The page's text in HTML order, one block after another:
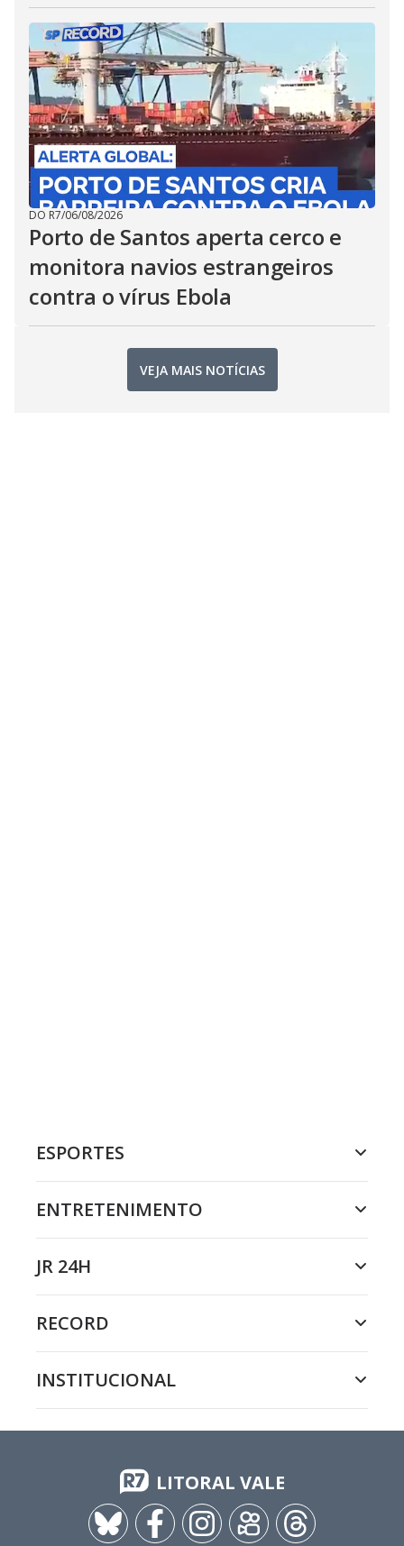
DO R7/06/08/2026
Porto de Santos aperta cerco e
monitora navios estrangeiros
contra o vírus Ebola
VEJA MAIS NOTÍCIAS
ESPORTES
ENTRETENIMENTO
JR 24H
RECORD
INSTITUCIONAL
LITORAL VALE